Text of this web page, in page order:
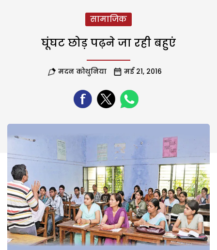
सामाजिक
घूंघट छोड़ पढ़ने जा रही बहुएं
मदन कोथुनिया मई 21, 2016